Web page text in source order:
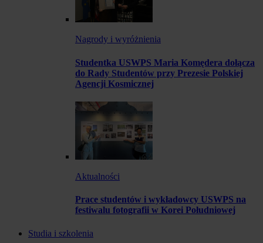
Nagrody i wyróżnienia
Studentka USWPS Maria Komędera dołącza
do Rady Studentów przy Prezesie Polskiej
Agencji Kosmicznej
Aktualności
Prace studentów i wykładowcy USWPS na
festiwalu fotografii w Korei Południowej
Studia i szkolenia